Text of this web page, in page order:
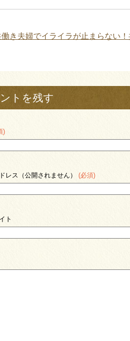
働き夫婦でイライラが止まらない
トを残す
)
レス（公開されません） (必須)
ト